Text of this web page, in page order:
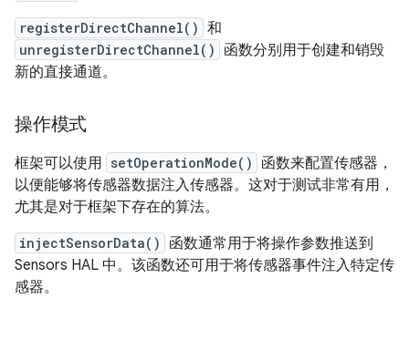
registerDirectChannel() 和
unregisterDirectChannel()
函数分别用于创建和销毁
新的直接通道。
操作模式
框架可以使用 setOperationMode()
函数来配置传感器，
以便能够将传感器数据注入传感器。这对于测试非常有用，
尤其是对于框架下存在的算法。
injectSensorData()
函数通常用于将操作参数推送到
Sensors HAL 中。该函数还可用于将传感器事件注入特定传
感器。